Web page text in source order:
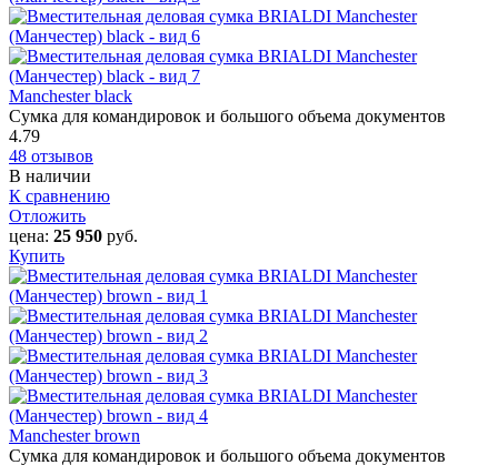
Manchester black
Сумка для командировок и большого объема документов
4.79
48 отзывов
В наличии
К сравнению
Отложить
цена: 25 950 руб.
Купить
Manchester brown
Сумка для командировок и большого объема документов